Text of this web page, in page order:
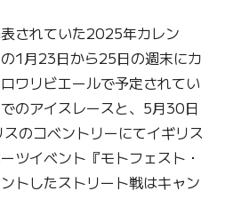
されていた2025年カレン
1月23日から25日の週末にカ
ワリビエールで予定されてい
のアイスレースと、5月30日
のコベントリーにてイギリス
ツイベント『モトフェスト・
トしたストリート戦はキャン